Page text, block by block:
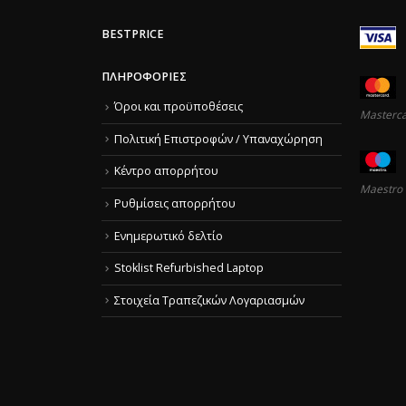
BESTPRICE
ΠΛΗΡΟΦΟΡΊΕΣ
Όροι και προϋποθέσεις
Πολιτική Επιστροφών / Υπαναχώρηση
Κέντρο απορρήτου
Ρυθμίσεις απορρήτου
Ενημερωτικό δελτίο
Stoklist Refurbished Laptop
Στοιχεία Τραπεζικών Λογαριασμών
Maestro